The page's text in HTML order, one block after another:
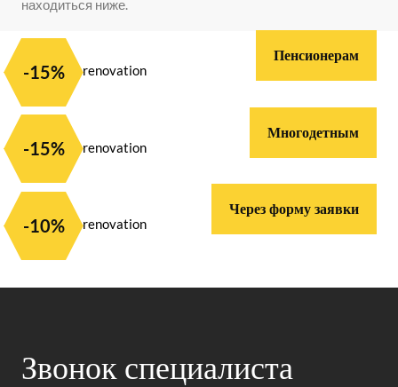
находиться ниже.
-15%
Пенсионерам
-15%
Многодетным
-10%
Через форму заявки
Звонок специалиста